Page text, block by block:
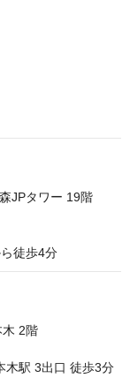
JPタワー 19階
徒歩4分
木 2階
木駅 3出口 徒歩3分